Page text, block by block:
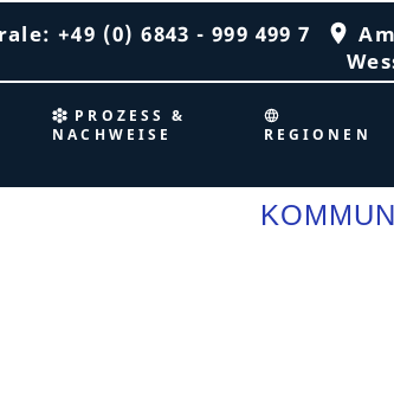
+49 (0) 6843 - 999 499 7
PROZESS &
NACHWEISE
REGIONEN